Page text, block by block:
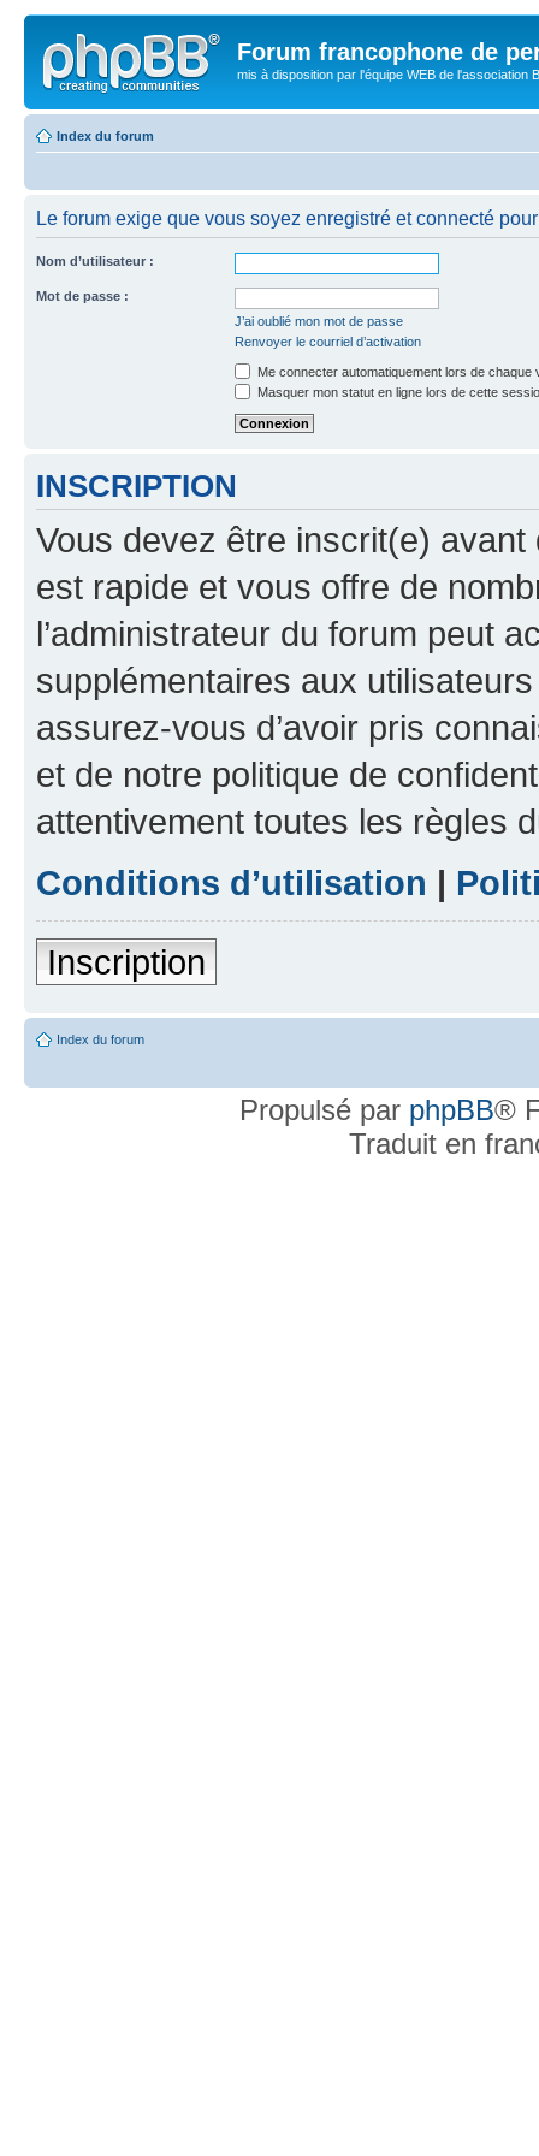
Forum francophone de
mis à disposition par l'équipe WEB de l'association
Index du forum
Le forum exige que vous soyez enregistré et connecté
Nom d’utilisateur :
Mot de passe :
J’ai oublié mon mot de passe
Renvoyer le courriel d’activation
Me connecter automatiquement lors de chaque
Masquer mon statut en ligne lors de cette
INSCRIPTION
Vous devez être inscrit(e) avant
est rapide et vous offre de
l’administrateur du forum peut
supplémentaires aux
assurez-vous d’avoir pris
et de notre politique de
attentivement toutes les règles
Conditions d’utilisation |
Inscription
Index du forum
Propulsé par phpBB®
Traduit en